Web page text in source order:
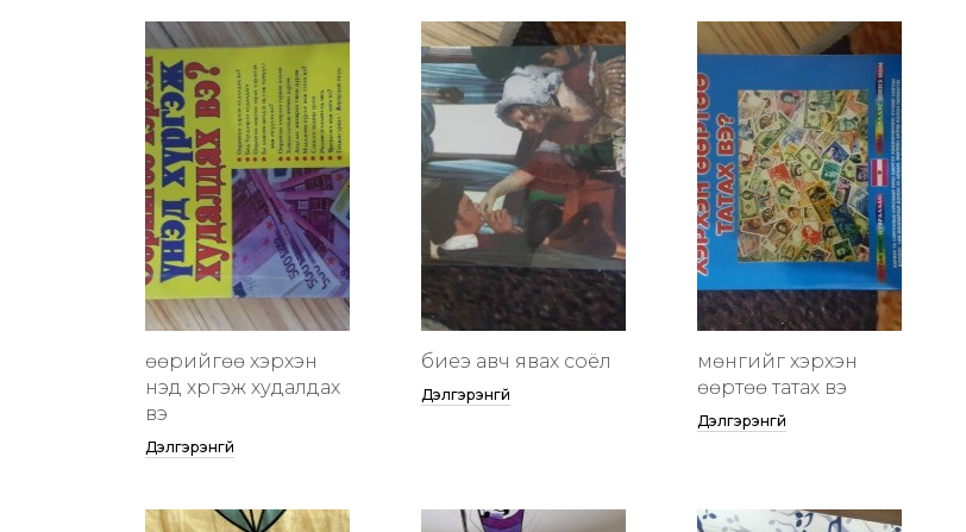
өөрийгөө хэрхэн
үнэд хүргэж худалдах
вэ
Дэлгэрэнгүй
биеэ авч явах соёл
Дэлгэрэнгүй
мөнгийг хэрхэн
өөртөө татах вэ
Дэлгэрэнгүй